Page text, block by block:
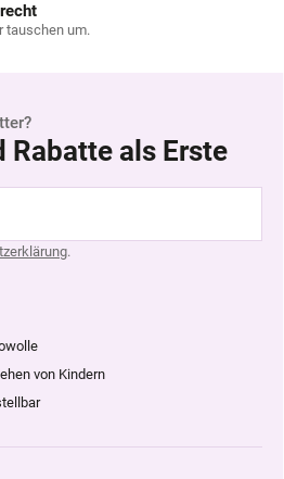
tauschen um.
Rabatte als Erste
.
von Kindern